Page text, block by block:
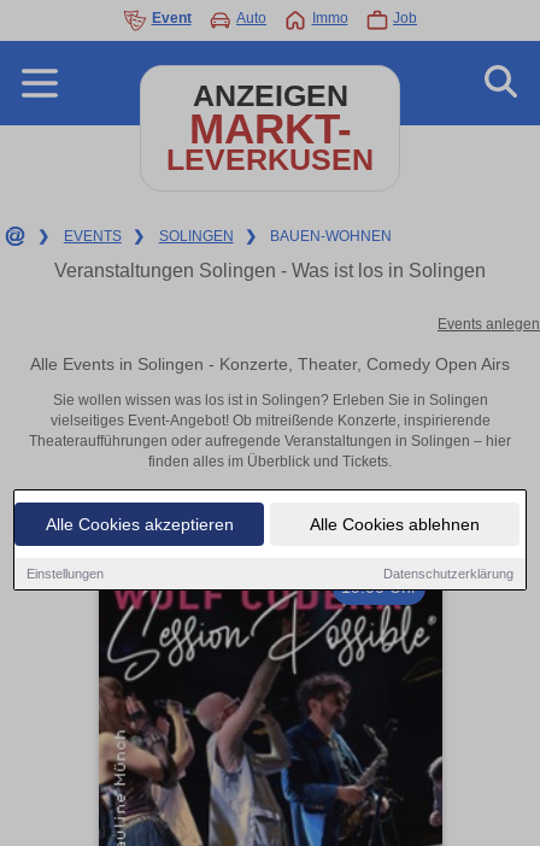
Alle Cookies akzeptieren Alle Cookies ablehnen
Einstellungen Datenschutzerklärung
Event Auto Immo Job
ANZEIGEN
MARKT-
LEVERKUSEN
❯ EVENTS ❯ SOLINGEN ❯ BAUEN-WOHNEN
Veranstaltungen Solingen - Was ist los in Solingen
Events anlegen
Alle Events in Solingen - Konzerte, Theater, Comedy Open Airs
Sie wollen wissen was los ist in Solingen? Erleben Sie in Solingen
vielseitiges Event-Angebot! Ob mitreißende Konzerte, inspirierende
Theateraufführungen oder aufregende Veranstaltungen in Solingen – hier
finden alles im Überblick und Tickets.
19:00 Uhr